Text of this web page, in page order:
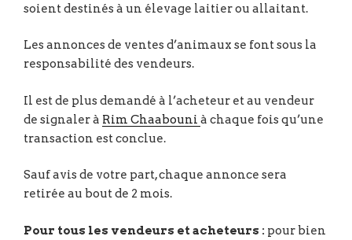
soient destinés à un élevage laitier ou allaitant.
Les annonces de ventes d’animaux se font sous la
responsabilité des vendeurs.
Il est de plus demandé à l’acheteur et au vendeur
de signaler à Rim Chaabouni à chaque fois qu’une
transaction est conclue.
Sauf avis de votre part, chaque annonce sera
retirée au bout de 2 mois.
Pour tous les vendeurs et acheteurs : pour bien